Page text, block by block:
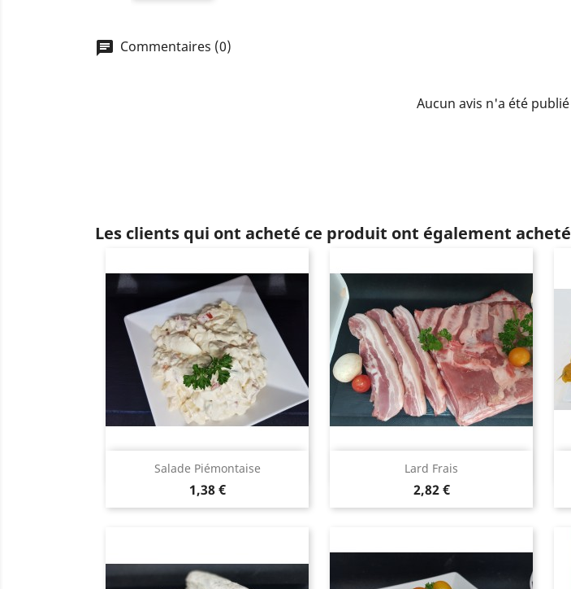
chat Commentaires (0)
Aucun avis n'a été
Les clients qui ont acheté ce produit ont également
Salade Piémontaise
Prix
1,38 €
Aperçu rapide Lard Frais
Prix
2,82 €
Aperçu rapide